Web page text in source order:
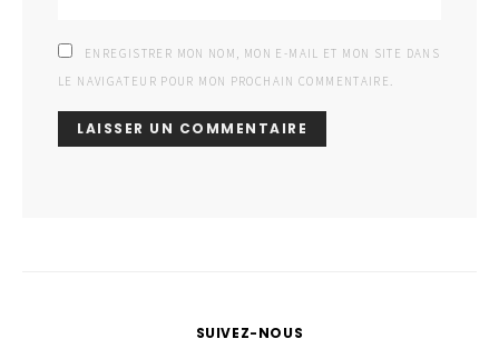
ENREGISTRER MON NOM, MON E-MAIL ET MON SITE DANS
LE NAVIGATEUR POUR MON PROCHAIN COMMENTAIRE.
SUIVEZ-NOUS